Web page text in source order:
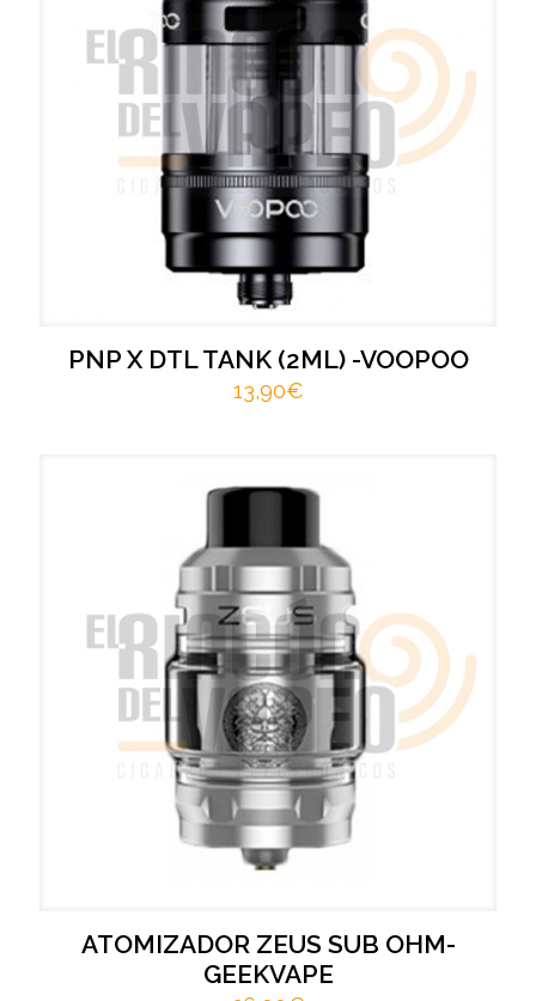
PNP X DTL TANK (2ML) -VOOPOO
13,90€
ATOMIZADOR ZEUS SUB OHM-
GEEKVAPE